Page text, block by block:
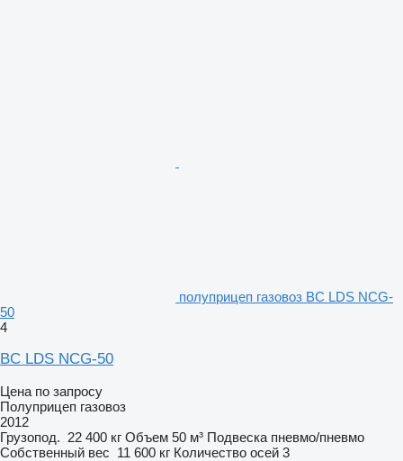
полуприцеп газовоз BC LDS NCG-
50
4
BC LDS NCG-50
Цена по запросу
Полуприцеп газовоз
2012
Грузопод. 22 400 кг Объем 50 м³ Подвеска пневмо/пневмо
Собственный вес 11 600 кг Количество осей 3